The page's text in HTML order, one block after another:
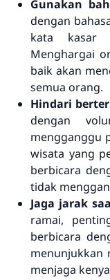
Gunakan
dengan
kata kasar
Menghargai
baik akan
semua orang.
Hindari
dengan
mengganggu
wisata yang
berbicara
tidak
Jaga jarak
ramai,
berbicara
menunjukkan
menjaga